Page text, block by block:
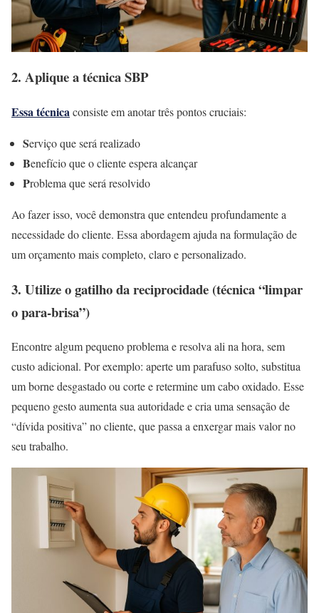
2. Aplique a técnica SBP
Essa técnicaconsiste em anotar três pontos cruciais:
Serviço que será realizado
Benefício que o cliente espera alcançar
Problema que será resolvido
Ao fazer isso, você demonstra que entendeu profundamente a
necessidade do cliente. Essa abordagem ajuda na formulação de
um orçamento mais completo, claro e personalizado.
3. Utilize o gatilho da reciprocidade (técnica “limpar
o para-brisa”)
Encontre algum pequeno problema e resolva ali na hora, sem
custo adicional. Por exemplo: aperte um parafuso solto, substitua
um borne desgastado ou corte e retermine um cabo oxidado. Esse
pequeno gesto aumenta sua autoridade e cria uma sensação de
“dívida positiva” no cliente, que passa a enxergar mais valor no
seu trabalho.